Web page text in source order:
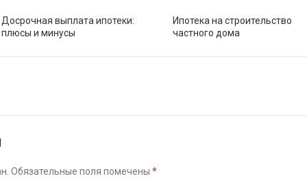
Досрочная выплата ипотеки:
плюсы и минусы
Ипотека на строительство
частного дома
Обязательные поля помечены *